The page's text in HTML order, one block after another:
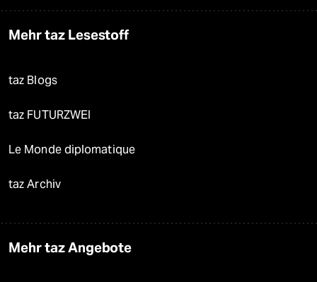
Mehr taz Lesestoff
taz Blogs
taz FUTURZWEI
Le Monde diplomatique
taz Archiv
Mehr taz Angebote